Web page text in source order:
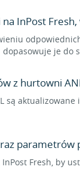
InPost
je do
z hurtowni
Fresh, by